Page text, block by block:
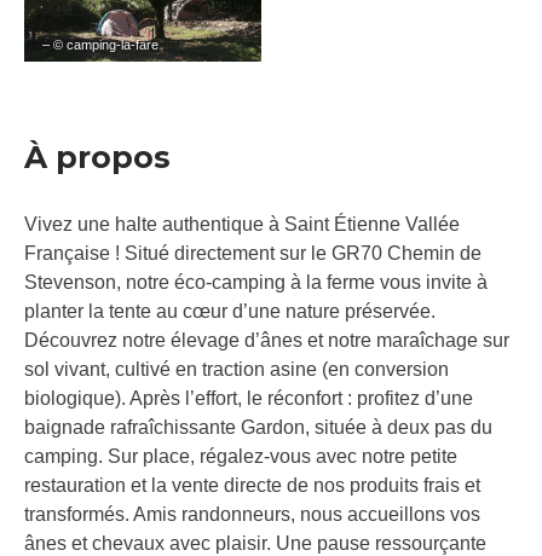
– © camping-la-fare
À propos
Vivez une halte authentique à Saint Étienne Vallée
Française ! Situé directement sur le GR70 Chemin de
Stevenson, notre éco-camping à la ferme vous invite à
planter la tente au cœur d’une nature préservée.
Découvrez notre élevage d’ânes et notre maraîchage sur
sol vivant, cultivé en traction asine (en conversion
biologique). Après l’effort, le réconfort : profitez d’une
baignade rafraîchissante Gardon, située à deux pas du
camping. Sur place, régalez-vous avec notre petite
restauration et la vente directe de nos produits frais et
transformés. Amis randonneurs, nous accueillons vos
ânes et chevaux avec plaisir. Une pause ressourçante